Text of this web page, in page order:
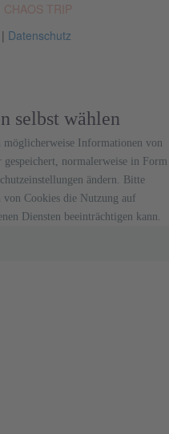
CHAOS TRIP
| Datenschutz
selbst wählen
möglicherweise Informationen von
gespeichert, normalerweise in Form
ändern. Bitte
von Cookies die Nutzung auf
Diensten beeinträchtigen kann.